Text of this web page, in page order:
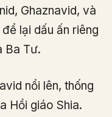
Ghaznavid, và
lại dấu ấn riêng
Ba Tư.
nổi lên, thống
Hồi giáo Shia.